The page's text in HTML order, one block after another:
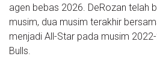
agen bebas 2026. DeRozan telah
musim, dua musim terakhir
menjadi All-Star pada musim
Bulls.